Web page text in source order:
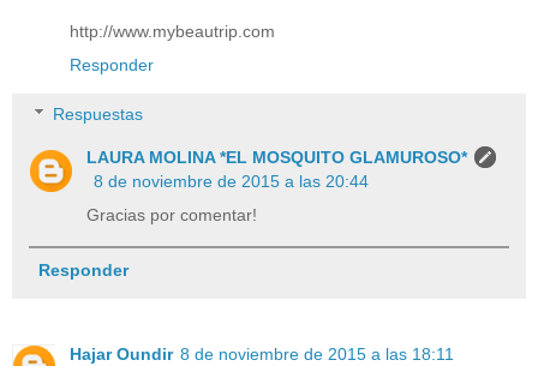
http://www.mybeautrip.com
Responder
Respuestas
LAURA MOLINA *EL MOSQUITO GLAMUROSO*
8 de noviembre de 2015 a las 20:44
Gracias por comentar!
Responder
Hajar Oundir 8 de noviembre de 2015 a las 18:11